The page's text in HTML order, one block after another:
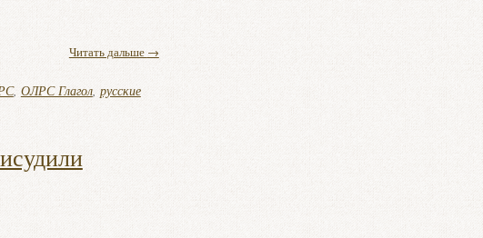
Читать дальше →
, ОЛРС Глагол, русские